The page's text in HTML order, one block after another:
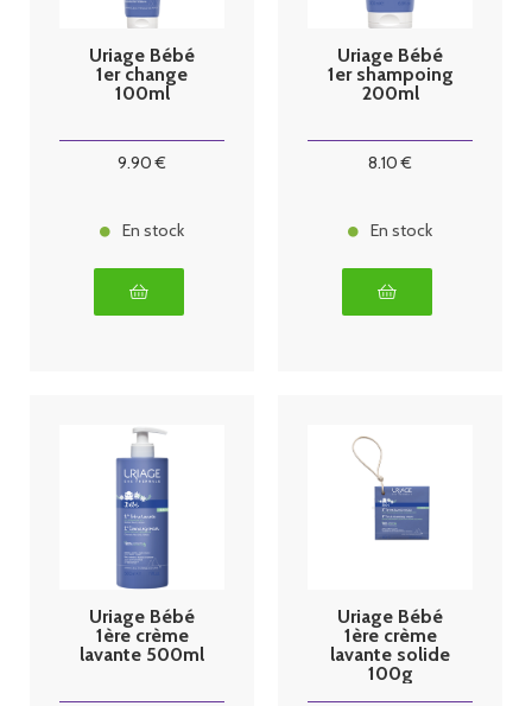
Uriage Bébé
1er change
100ml
9.90 €
En stock
Uriage Bébé
1er shampoing
200ml
8.10 €
En stock
Uriage Bébé
1ère crème
lavante 500ml
Uriage Bébé
1ère crème
lavante solide
100g